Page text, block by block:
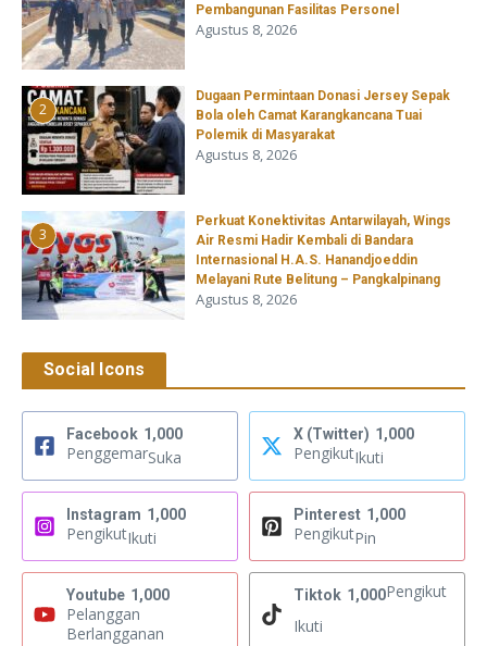
Pembangunan Fasilitas Personel
Agustus 8, 2026
2
‎Dugaan Permintaan Donasi Jersey Sepak
Bola oleh Camat Karangkancana Tuai
Polemik di Masyarakat
Agustus 8, 2026
3
Perkuat Konektivitas Antarwilayah, Wings
Air Resmi Hadir Kembali di Bandara
Internasional H.A.S. Hanandjoeddin
Melayani Rute Belitung – Pangkalpinang
Agustus 8, 2026
Social Icons
Facebook 1,000
PenggemarSuka
X (Twitter) 1,000
PengikutIkuti
Instagram 1,000
PengikutIkuti
Pinterest 1,000
PengikutPin
Youtube 1,000
Pelanggan
Berlangganan
Tiktok 1,000Pengikut
Ikuti